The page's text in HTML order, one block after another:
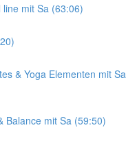
mit Sa (63:06)
& Yoga Elementen mit Sa
Balance mit Sa (59:50)